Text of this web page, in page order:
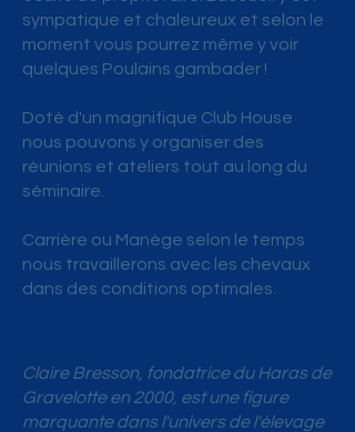
sympatique et chaleureux et selon le
moment vous pourrez même y voir
quelques Poulains gambader !
Doté d'un magnifique Club House
nous pouvons y organiser des
réunions et ateliers tout au long du
séminaire.
Carrière ou Manège selon le temps
nous travaillerons avec les chevaux
dans des conditions optimales.
Claire Bresson, fondatrice du Haras de
Gravelotte en 2000, est une figure
marquante dans l'univers de l'élevage